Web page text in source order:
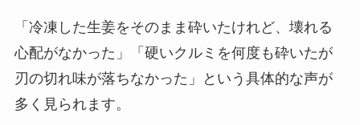
「冷凍した生姜をそのまま砕いたけれど、壊れる
心配がなかった」「硬いクルミを何度も砕いたが
刃の切れ味が落ちなかった」という具体的な声が
多く見られます。